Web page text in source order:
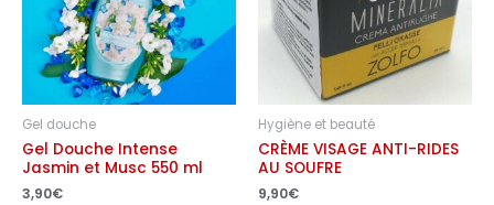
Gel douche
Gel Douche Intense
Jasmin et Musc 550 ml
3,90€
Hygiène et beauté
CRÈME VISAGE ANTI-RIDES
AU SOUFRE
9,90€